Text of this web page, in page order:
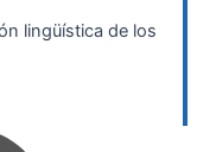
lingüística de los